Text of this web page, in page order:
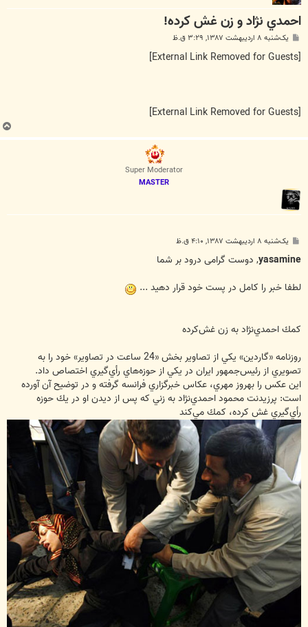
احمدي نژاد و زن غش كرده!
ت
یک‌شنبه ۸ اردیبهشت ۱۳۸۷, ۳:۲۹ ق.ظ
[External Link Removed for Guests]
[External Link Removed for Guests]
Super Moderator
MASTER
ت
یک‌شنبه ۸ اردیبهشت ۱۳۸۷, ۴:۱۰ ق.ظ
yasamine, دوست گرامی درود بر شما
لطفا خبر را کامل در پست خود قرار دهید ...
كمك احمدي‌نژاد به زن غش‌كرده
روزنامه «گاردين» يكي از تصاوير بخش «24 ساعت در تصاوير» خود را به
تصويري از رئيس‌جمهور ايران در يكي از حوزه‌هاي رأي‌گيري اختصاص داد.
اين عكس را بهروز مهري، عكاس خبرگزاري فرانسه گرفته و در توضيح آن آورده
است: پرزيدنت محمود احمدي‌نژاد به زني كه پس از ديدن او در يك حوزه
رأي‌گيري غش كرده، كمك مي‌كند